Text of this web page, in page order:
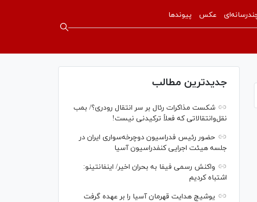
عکس پیوندها
جدیدترین مطالب
شکست مذاکرات رئال بر سر انتقال رودری؟/ بمب
نقل‌وانتقالاتی که فعلاً ترکیدنی نیست!
حضور رئیس فدراسیون دوچرخه‌سواری ایران در
جلسه هیئت اجرایی کنفدراسیون آسیا
واکنش رسمی فیفا به بحران اخیر/ اینفانتینو:
اشتباه کردیم
یوشیچ هدایت قهرمان آسیا را بر عهده گرفت